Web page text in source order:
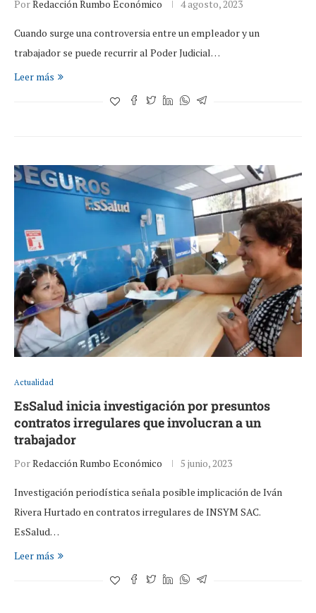
PorRedacción Rumbo Económico 4 agosto, 2023
Cuando surge una controversia entre un empleador y un
trabajador se puede recurrir al Poder Judicial…
Leer más
Actualidad
EsSalud inicia investigación por presuntos
contratos irregulares que involucran a un
trabajador
PorRedacción Rumbo Económico 5 junio, 2023
Investigación periodística señala posible implicación de Iván
Rivera Hurtado en contratos irregulares de INSYM SAC.
EsSalud…
Leer más